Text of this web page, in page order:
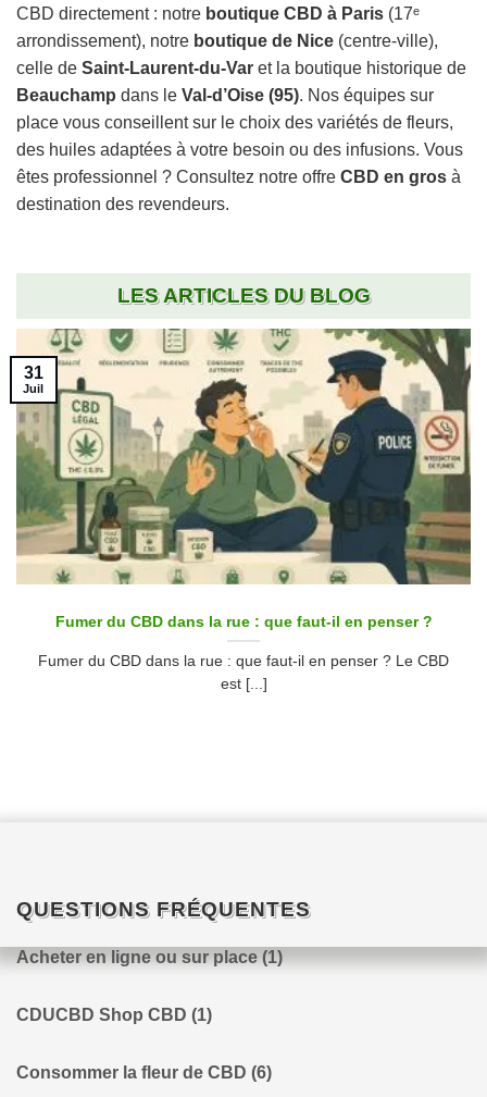
CBD directement : notre boutique CBD à Paris (17ᵉ
arrondissement), notre boutique de Nice (centre-ville),
celle de Saint-Laurent-du-Var et la boutique historique de
Beauchamp dans le Val-d’Oise (95). Nos équipes sur
place vous conseillent sur le choix des variétés de fleurs,
des huiles adaptées à votre besoin ou des infusions. Vous
êtes professionnel ? Consultez notre offre CBD en gros à
destination des revendeurs.
LES ARTICLES DU BLOG
Fumer du CBD dans la rue : que faut-il en penser ?
Fumer du CBD dans la rue : que faut-il en penser ? Le CBD
est [...]
31
Juil
QUESTIONS FRÉQUENTES
Acheter en ligne ou sur place (1)
CDUCBD Shop CBD (1)
Consommer la fleur de CBD (6)